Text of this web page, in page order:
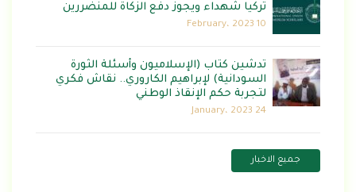
تركيا شهداء ويجوز دفع الزكاة للمنضررين
10 February، 2023
تدشين كتاب (الإسلاميون وأسئلة الثورة
السودانية) لإبراهيم الكاروري.. نقاش فكري
لتجربة حكم الإنقاذ الوطني
24 January، 2023
جميع الاخبار